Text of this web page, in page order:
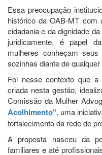
Essa preocupação
histórico da OAB-MT com
cidadania e da dignidade
juridicamente, é papel
mulheres conheçam
sozinhas diante de
Foi nesse contexto que a
criada nesta gestão,
Comissão da Mulher
Acolhimento", uma
fortalecimento da rede de
A proposta nasceu da
familiares e até